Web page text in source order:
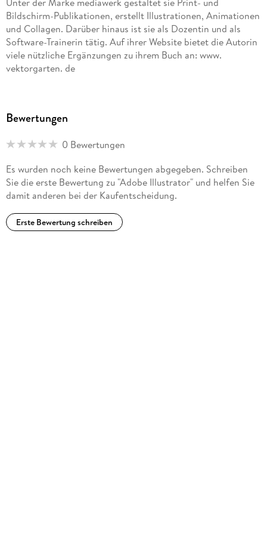
3. 2 . . . Im Dokument navigieren . . . 61
3. 3 . . . »Mehrseitige« Dokumente mit Zeichenflächen . . . 67
3. 4 . . . Maßeinheiten und Lineale . . . 74
3. 6 . . . Widerrufen und wiederherstellen . . . 84
3. 7 . . . Dokumente speichern . . . 87
3. 8 . . . Zusammen an Dokumenten arbeiten und Feedback
einholen . . . 97
TEIL II Objekte erstellen . . . 99
Bildschirm-Publikationen, erstellt Illustrationen, Animationen
und Collagen. Darüber hinaus ist sie als Dozentin und als
Software-Trainerin tätig. Auf ihrer Website bietet die Autorin
viele nützliche Ergänzungen zu ihrem Buch an: www.
vektorgarten. de
Bewertungen
0 Bewertungen
Es wurden noch keine Bewertungen abgegeben. Schreiben
Sie die erste Bewertung zu "Adobe Illustrator" und helfen Sie
damit anderen bei der Kaufentscheidung.
Erste Bewertung schreiben